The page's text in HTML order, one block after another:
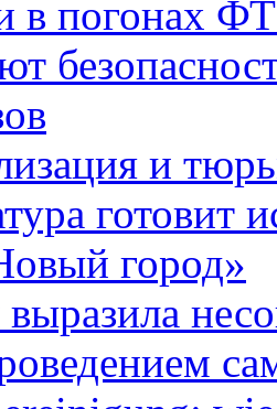
в погонах
и
готовит
город»